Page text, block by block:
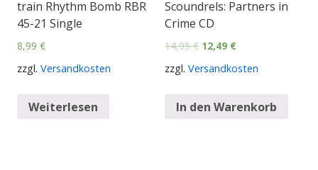
train Rhythm Bomb RBR
45-21 Single
8,99 €
zzgl. Versandkosten
Weiterlesen
Scoundrels: Partners in
Crime CD
14,95€ 12,49 €
zzgl. Versandkosten
In den Warenkorb